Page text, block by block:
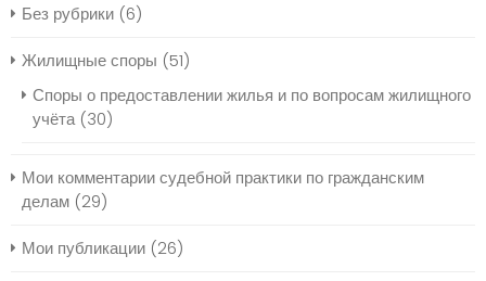
Без рубрики (6)
Жилищные споры (51)
Споры о предоставлении жилья и по вопросам жилищного
учёта(30)
Мои комментарии судебной практики по гражданским
делам (29)
Мои публикации (26)